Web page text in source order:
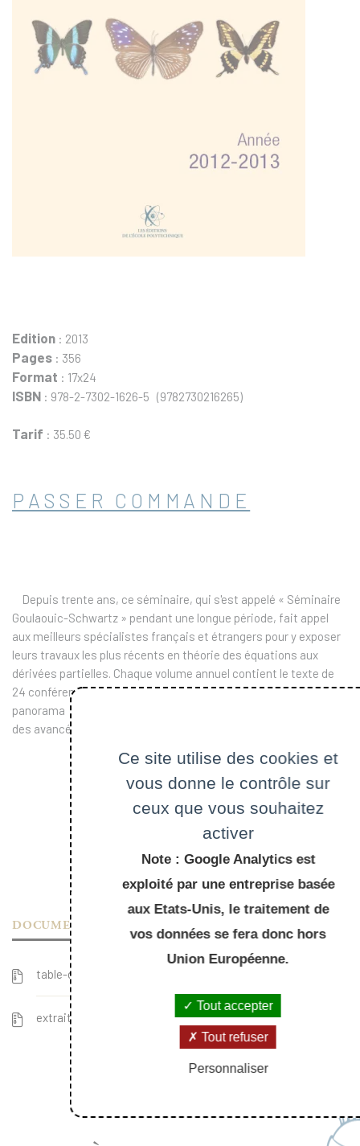
DOCUMENTS
table-des-matieres_131.pdf
extrait_131.pdf
Edition : 2013
Pages : 356
Format : 17x24
ISBN : 978-2-7302-1626-5 (9782730216265)
Tarif : 35.50 €
PASSER COMMANDE
Depuis trente ans, ce séminaire, qui s'est appelé « Séminaire
Goulaouic-Schwartz » pendant une longue période, fait appel
aux meilleurs spécialistes français et étrangers pour y exposer
leurs travaux les plus récents en théorie des équations aux
dérivées partielles. Chaque volume annuel contient le texte de
24 conférences données dans ce cadre, et présente un
panorama
des avancées les plus significatives dans ce domaine.
Ce site utilise des cookies et
vous donne le contrôle sur
ceux que vous souhaitez
activer
Note : Google Analytics est
exploité par une entreprise basée
aux Etats-Unis, le traitement de
vos données se fera donc hors
Union Européenne.
Tout accepter
Tout refuser
Personnaliser